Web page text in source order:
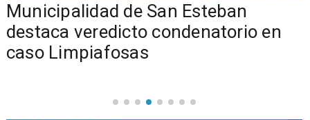
Municipalidad de San Esteban
destaca veredicto condenatorio en
caso Limpiafosas